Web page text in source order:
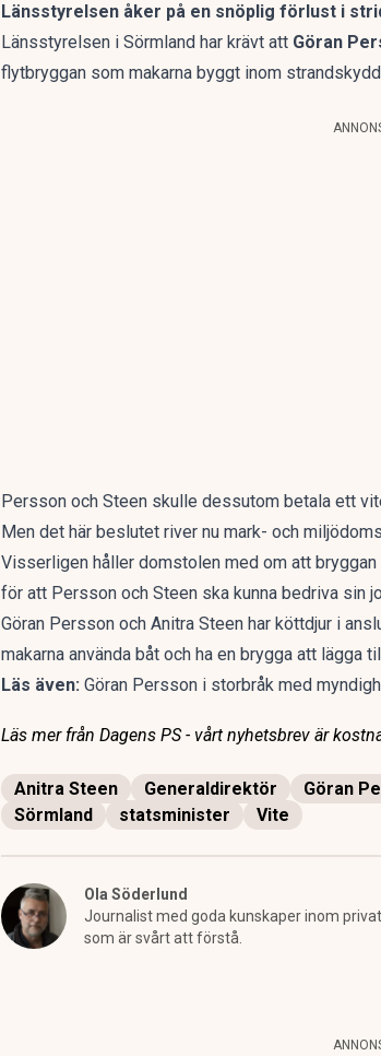
Länsstyrelsen åker på en snöplig förlust i
Länsstyrelsen i Sörmland har krävt att Göran
flytbryggan som makarna byggt inom
Persson och Steen skulle dessutom betala ett
Men det här beslutet river nu mark- och
Visserligen håller domstolen med om att
för att Persson och Steen ska kunna bedriva sin
Göran Persson och Anitra Steen har köttdjur i
makarna använda båt och ha en brygga att
Läs även: Göran Persson i storbråk med
Läs mer från Dagens PS - vårt nyhetsbrev är
Anitra Steen Generaldirektör Göran
Sörmland
statsminister Vite
Ola Söderlund
Journalist med goda kunskaper inom
som är svårt att förstå.